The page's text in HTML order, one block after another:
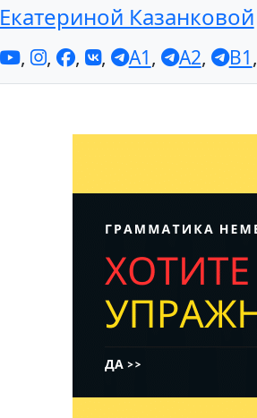
Екатериной Казанковой
, , , , A1, A2, B1,